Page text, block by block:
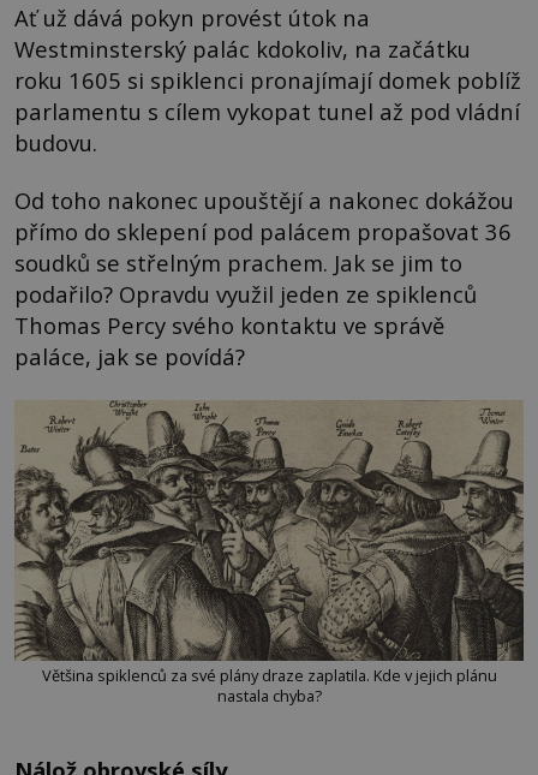
Ať už dává pokyn provést útok na
Westminsterský palác kdokoliv, na začátku
roku 1605 si spiklenci pronajímají domek poblíž
parlamentu s cílem vykopat tunel až pod vládní
budovu.
Od toho nakonec upouštějí a nakonec dokážou
přímo do sklepení pod palácem propašovat 36
soudků se střelným prachem. Jak se jim to
podařilo? Opravdu využil jeden ze spiklenců
Thomas Percy svého kontaktu ve správě
paláce, jak se povídá?
Většina spiklenců za své plány draze zaplatila. Kde v jejich plánu
nastala chyba?